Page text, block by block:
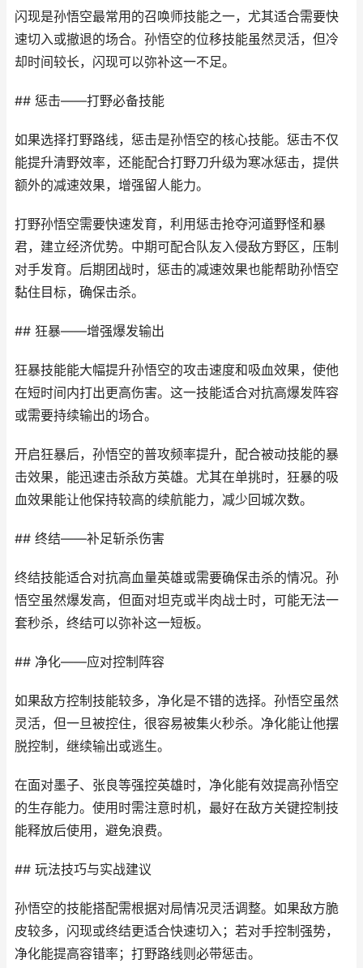
闪现是孙悟空最常用的召唤师技能之一，尤其适合需要快
速切入或撤退的场合。孙悟空的位移技能虽然灵活，但冷
却时间较长，闪现可以弥补这一不足。
## 惩击——打野必备技能
如果选择打野路线，惩击是孙悟空的核心技能。惩击不仅
能提升清野效率，还能配合打野刀升级为寒冰惩击，提供
额外的减速效果，增强留人能力。
打野孙悟空需要快速发育，利用惩击抢夺河道野怪和暴
君，建立经济优势。中期可配合队友入侵敌方野区，压制
对手发育。后期团战时，惩击的减速效果也能帮助孙悟空
黏住目标，确保击杀。
## 狂暴——增强爆发输出
狂暴技能能大幅提升孙悟空的攻击速度和吸血效果，使他
在短时间内打出更高伤害。这一技能适合对抗高爆发阵容
或需要持续输出的场合。
开启狂暴后，孙悟空的普攻频率提升，配合被动技能的暴
击效果，能迅速击杀敌方英雄。尤其在单挑时，狂暴的吸
血效果能让他保持较高的续航能力，减少回城次数。
## 终结——补足斩杀伤害
终结技能适合对抗高血量英雄或需要确保击杀的情况。孙
悟空虽然爆发高，但面对坦克或半肉战士时，可能无法一
套秒杀，终结可以弥补这一短板。
## 净化——应对控制阵容
如果敌方控制技能较多，净化是不错的选择。孙悟空虽然
灵活，但一旦被控住，很容易被集火秒杀。净化能让他摆
脱控制，继续输出或逃生。
在面对墨子、张良等强控英雄时，净化能有效提高孙悟空
的生存能力。使用时需注意时机，最好在敌方关键控制技
能释放后使用，避免浪费。
## 玩法技巧与实战建议
孙悟空的技能搭配需根据对局情况灵活调整。如果敌方脆
皮较多，闪现或终结更适合快速切入；若对手控制强势，
净化能提高容错率；打野路线则必带惩击。